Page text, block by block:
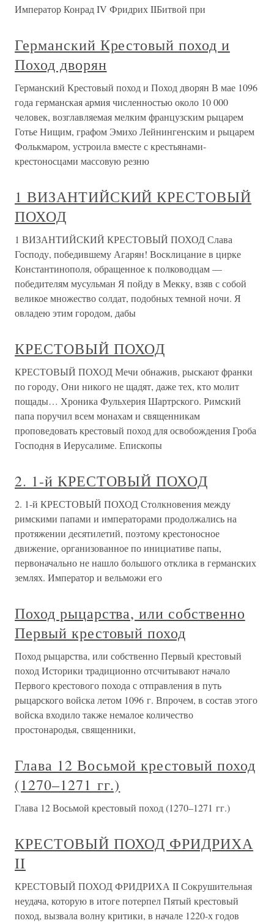
Император Конрад IV Фридрих IIБитвой при
Германский Крестовый поход и
Поход дворян
Германский Крестовый поход и Поход дворян В мае 1096
года германская армия численностью около 10 000
человек, возглавляемая мелким французским рыцарем
Готье Нищим, графом Эмихо Лейнингенским и рыцарем
Фолькмаром, устроила вместе с крестьянами-
крестоносцами массовую резню
1 ВИЗАНТИЙСКИЙ КРЕСТОВЫЙ
ПОХОД
1 ВИЗАНТИЙСКИЙ КРЕСТОВЫЙ ПОХОД Слава
Господу, победившему Агарян! Восклицание в цирке
Константинополя, обращенное к полководцам —
победителям мусульман Я пойду в Мекку, взяв с собой
великое множество солдат, подобных темной ночи. Я
овладею этим городом, дабы
КРЕСТОВЫЙ ПОХОД
КРЕСТОВЫЙ ПОХОД Мечи обнажив, рыскают франки
по городу, Они никого не щадят, даже тех, кто молит
пощады… Хроника Фульхерия Шартрского. Римский
папа поручил всем монахам и священникам
проповедовать крестовый поход для освобождения Гроба
Господня в Иерусалиме. Епископы
2. 1-й КРЕСТОВЫЙ ПОХОД
2. 1-й КРЕСТОВЫЙ ПОХОД Столкновения между
римскими папами и императорами продолжались на
протяжении десятилетий, поэтому крестоносное
движение, организованное по инициативе папы,
первоначально не нашло большого отклика в германских
землях. Император и вельможи его
Поход рыцарства, или собственно
Первый крестовый поход
Поход рыцарства, или собственно Первый крестовый
поход Историки традиционно отсчитывают начало
Первого крестового похода с отправления в путь
рыцарского войска летом 1096 г. Впрочем, в состав этого
войска входило также немалое количество
простонародья, священники,
Глава 12 Восьмой крестовый поход
(1270–1271 гг.)
Глава 12 Восьмой крестовый поход (1270–1271 гг.)
КРЕСТОВЫЙ ПОХОД ФРИДРИХА
II
КРЕСТОВЫЙ ПОХОД ФРИДРИХА II Сокрушительная
неудача, которую в итоге потерпел Пятый крестовый
поход, вызвала волну критики, в начале 1220-х годов